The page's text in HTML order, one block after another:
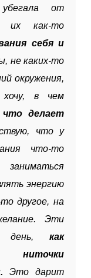
от
их как-то
себя и
не каких-то
окружения,
в чем
что делает
что у
что-то
энергию
другое, на
Эти
день, как
ниточки
Это дарит